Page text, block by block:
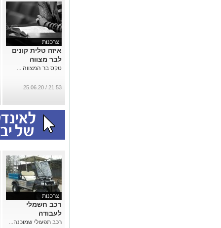
צרכנות
איזה טלית קונים
לבר מצווה
טקס בר המצווה ...
21:53 / 25.06.20
צרכנות
רכב חשמלי
לעבודה
רכב תפעולי שמוכנה...